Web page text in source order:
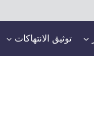
توثيق الانتهاكات